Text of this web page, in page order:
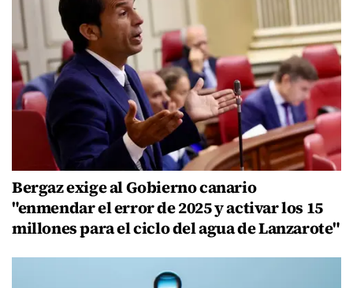
Bergaz exige al Gobierno canario
"enmendar el error de 2025 y activar los 15
millones para el ciclo del agua de Lanzarote"